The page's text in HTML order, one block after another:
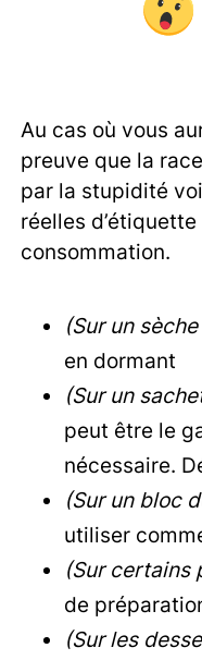
Au cas où vous
preuve que la
par la stupidité
réelles
consommation.
(Sur un
en dormant
(Sur un
peut être le
nécessaire.
(Sur un bloc
utiliser
(Sur certains
de
(Sur les